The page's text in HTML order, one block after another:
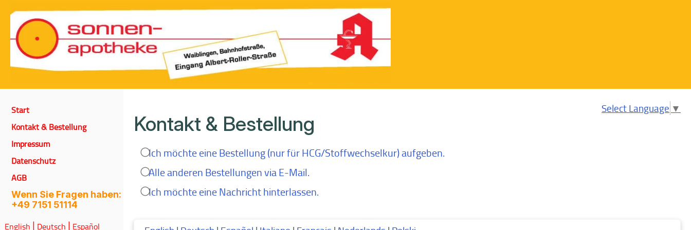
Start
Kontakt & Bestellung
Impressum
Datenschutz
AGB
Wenn Sie Fragen haben:
+49 7151 51114
English Deutsch
Español
Select Language ▼
Kontakt & Bestellung
Ich möchte eine Bestellung (nur für HCG/Stoffwechselkur) aufgeben.
Alle anderen Bestellungen via E-Mail.
Ich möchte eine Nachricht hinterlassen.